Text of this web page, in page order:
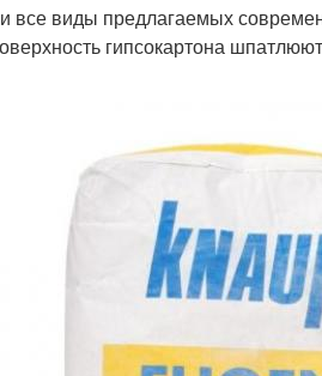
все виды предлагаемых
гипсокартона